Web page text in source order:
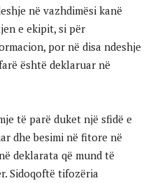
në vazhdimësi kanë
e ekipit, si për
por në disa ndeshje
është deklaruar në
të parë duket një sfidë e
dhe besimi në fitore në
deklarata që mund të
Sidoqoftë tifozëria